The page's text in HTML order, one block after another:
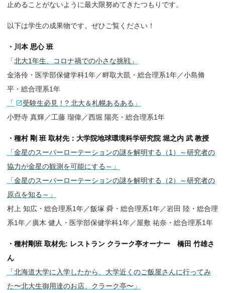
止めることがないように最大限努めてきたつもりです。
以下は学生の成果物です。ぜひご覧ください！
・川本 思心 班
「北大1年生、コロナ禍での小さな挑戦」
金洛伶・医学部保健学科1年／畔取大凱・総合理系1年／小島脩
平・総合理系1年
「
受験生必見！? 北大＆札幌あるある」
小野寺 真輝／工藤 瑠偉／西堀 陽亮・総合理系1年
・種村 剛 班 取材先：大学院地球環境科学研究院 堀之内 武 教授
「金星のスーパーローテーションの謎を解明する（1）～研究者の
協力が金星の観測を可能にする～」
「金星のスーパーローテーションの謎を解明する（2）～研究者の
原点を知る～」
村上 知広・総合理系1年／飯塚 舜・総合理系1年／岩田 陸・総合理
系1年／廣木 健人・医学部保健学科1年／屋敷 祐奈・総合理系1年
・種村剛班 取材先: レストラン クラーク亭オーナー 橋田 竹雄さ
ん
「北海道大学に入学したから、大学近くのご飯屋さんに行ってみ
た〜北大生御用達のお店、クラーク亭〜」